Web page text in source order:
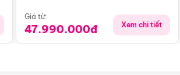
Giá từ:
47.990.000đ Xem chi tiết